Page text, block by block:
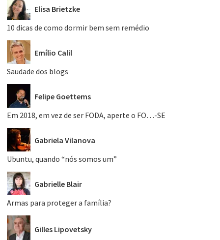
Elisa Brietzke
10 dicas de como dormir bem sem remédio
Emílio Calil
Saudade dos blogs
Felipe Goettems
Em 2018, em vez de ser FODA, aperte o FO…-SE
Gabriela Vilanova
Ubuntu, quando “nós somos um”
Gabrielle Blair
Armas para proteger a família?
Gilles Lipovetsky